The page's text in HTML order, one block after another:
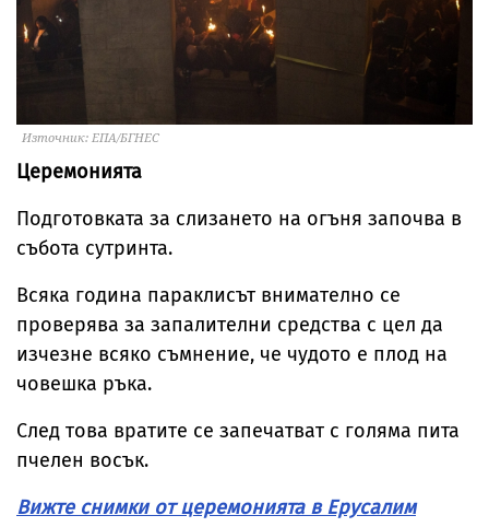
Източник: ЕПА/БГНЕС
Церемонията
Подготовката за слизането на огъня започва в
събота сутринта.
Всяка година параклисът внимателно се
проверява за запалителни средства с цел да
изчезне всяко съмнение, че чудото е плод на
човешка ръка.
След това вратите се запечатват с голяма пита
пчелен восък.
Вижте снимки от церемонията в Ерусалим